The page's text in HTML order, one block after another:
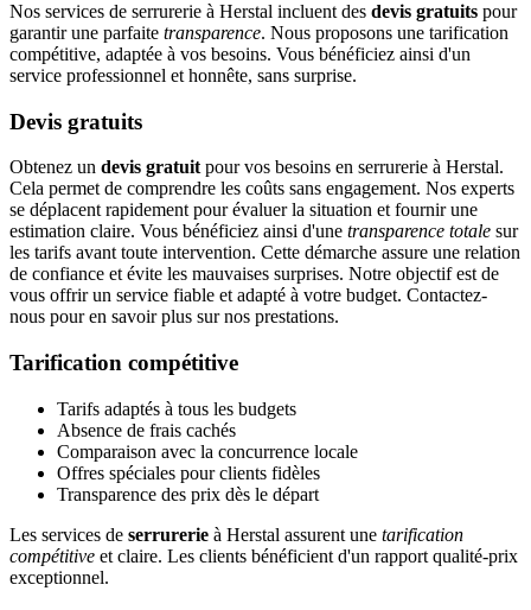
Nos services de serrurerie à Herstal incluent des devis gratuits pour
garantir une parfaite transparence. Nous proposons une tarification
compétitive, adaptée à vos besoins. Vous bénéficiez ainsi d'un
service professionnel et honnête, sans surprise.
Devis gratuits
Obtenez un devis gratuitpour vos besoins en serrurerie à Herstal.
Cela permet de comprendre les coûts sans engagement. Nos experts
se déplacent rapidement pour évaluer la situation et fournir une
estimation claire. Vous bénéficiez ainsi d'une transparence totale sur
les tarifs avant toute intervention. Cette démarche assure une relation
de confiance et évite les mauvaises surprises. Notre objectif est de
vous offrir un service fiable et adapté à votre budget. Contactez-
nous pour en savoir plus sur nos prestations.
Tarification compétitive
Tarifs adaptés à tous les budgets
Absence de frais cachés
Comparaison avec la concurrence locale
Offres spéciales pour clients fidèles
Transparence des prix dès le départ
Les services de serrurerie à Herstal assurent une tarification
compétitive et claire. Les clients bénéficient d'un rapport qualité-prix
exceptionnel.